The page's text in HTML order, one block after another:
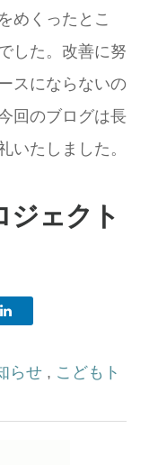
めくったとこ
した。改善に努
スにならないの
回のブログは長
いたしました。
ジェクト
らせ , こどもト